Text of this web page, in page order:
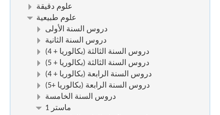
علوم دقيقة
علوم طبيعية
دروس السنة الأولى
دروس السنة الثانية
(دروس السنة الثالثة (بكالوريا + 4
(دروس السنة الثالثة (بكالوريا + 5
(دروس السنة الرابعة (بكالوريا + 4
(دروس السنة الرابعة (بكالوريا +5
دروس السنة الخامسة
ماستر 1